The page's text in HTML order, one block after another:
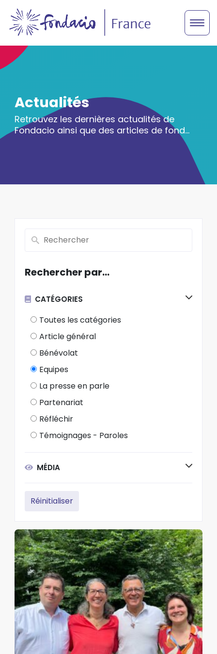
Actualités
Retrouvez les dernières actualités de
Fondacio ainsi que des articles de fond…
Rechercher par…
CATÉGORIES
Toutes les catégories
Article général
Bénévolat
Equipes
La presse en parle
Partenariat
Réfléchir
Témoignages - Paroles
MÉDIA
Réinitialiser